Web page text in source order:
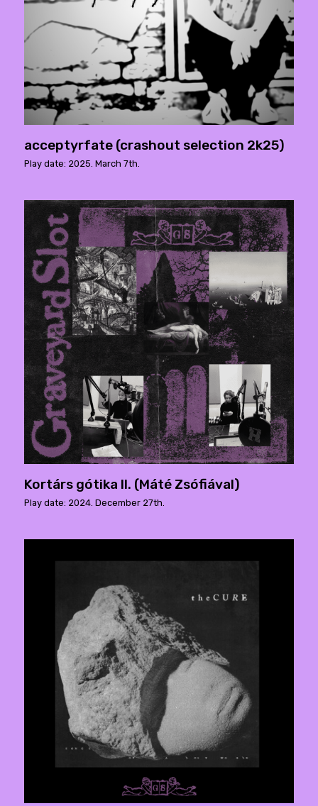
acceptyrfate (crashout selection 2k25)
Play date: 2025. March 7th.
Kortárs gótika II. (Máté Zsófiával)
Play date: 2024. December 27th.